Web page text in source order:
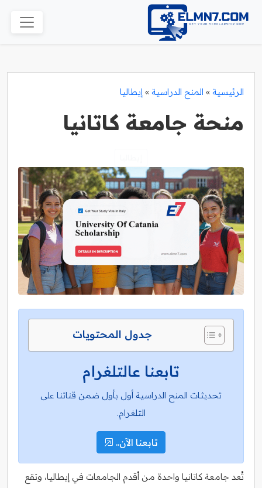
الرئيسية » المنح الدراسية » إيطاليا
منحة جامعة كاتانيا
جدول المحتويات
تابعنا عالتلغرام
تحديثات المنح الدراسية أول بأول ضمن قناتنا على
التلغرام.
تابعنا الآن..
تُعد جامعة كاتانيا واحدة من أقدم الجامعات في إيطاليا، وتقع